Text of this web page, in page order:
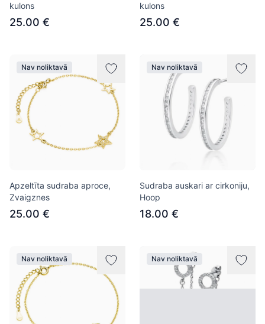
kulons
25.00 €
kulons
25.00 €
Nav noliktavā
Apzeltīta sudraba aproce,
Zvaigznes
25.00 €
Nav noliktavā
Sudraba auskari ar cirkoniju,
Hoop
18.00 €
Nav noliktavā Nav noliktavā